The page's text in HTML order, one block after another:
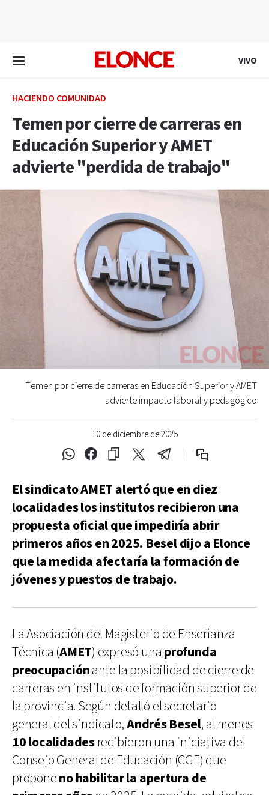
VIVO
HACIENDO COMUNIDAD
Temen por cierre de carreras en
Educación Superior y AMET
advierte "perdida de trabajo"
10 de diciembre de 2025
Temen por cierre de carreras en Educación Superior y AMET
advierte impacto laboral y pedagógico
El sindicato AMET alertó que en diez
localidades los institutos recibieron una
propuesta oficial que impediría abrir
primeros años en 2025. Besel dijo a Elonce
que la medida afectaría la formación de
jóvenes y puestos de trabajo.
La Asociación del Magisterio de Enseñanza
Técnica (AMET) expresó una profunda
preocupaciónante la posibilidad de cierre de
carreras en institutos de formación superior de
la provincia. Según detalló el secretario
general del sindicato,Andrés Besel, al menos
10 localidadesrecibieron una iniciativa del
Consejo General de Educación (CGE) que
proponeno habilitar la apertura de